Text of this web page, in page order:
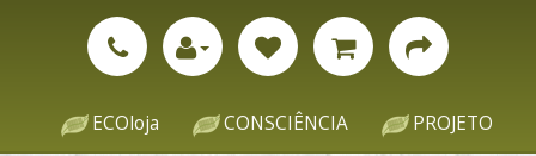
ECOloja CONSCIÊNCIA PROJETO